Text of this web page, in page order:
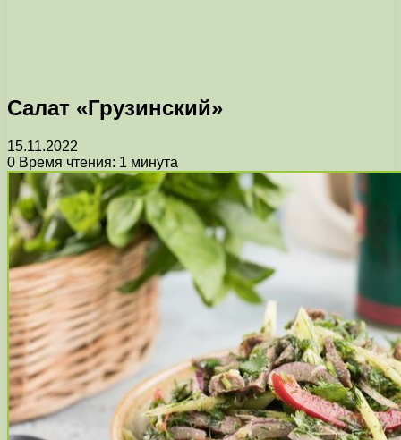
Салат «Грузинский»
15.11.2022
0 Время чтения: 1 минута